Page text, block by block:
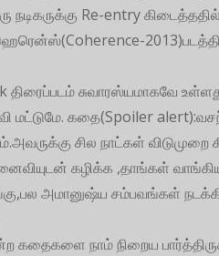
நடிகருக்கு Re-entry
திரைப்படம் சுவாரஸ்யமாகவே
மட்டுமே. கதை(Spoiler
சில நாட்கள் விடுமுறை
கழிக்க ,தாங்கள்
அமானுஷ்ய சம்பவங்கள்
கதைகளை நாம் நிறைய